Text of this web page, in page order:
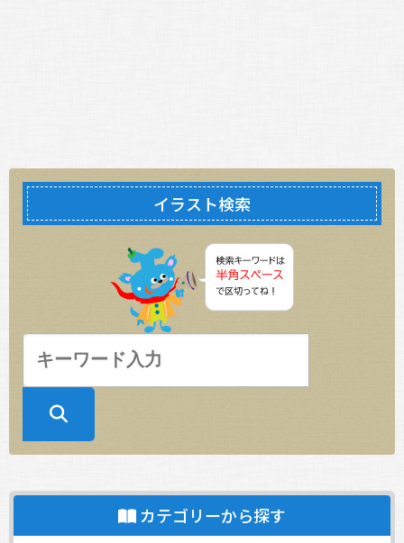
イラスト検索
カテゴリーから探す